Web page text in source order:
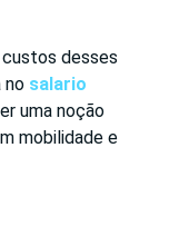
desses
no salario
uma noção
mobilidade e